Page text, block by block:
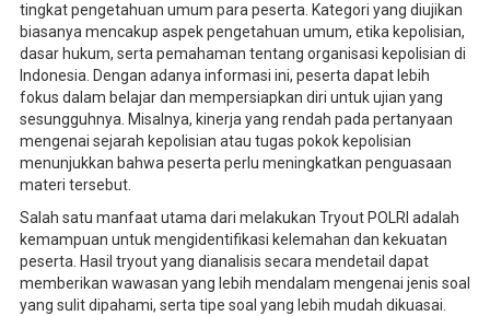
tingkat pengetahuan umum para peserta. Kategori yang diujikan
biasanya mencakup aspek pengetahuan umum, etika kepolisian,
dasar hukum, serta pemahaman tentang organisasi kepolisian di
Indonesia. Dengan adanya informasi ini, peserta dapat lebih
fokus dalam belajar dan mempersiapkan diri untuk ujian yang
sesungguhnya. Misalnya, kinerja yang rendah pada pertanyaan
mengenai sejarah kepolisian atau tugas pokok kepolisian
menunjukkan bahwa peserta perlu meningkatkan penguasaan
materi tersebut.
Salah satu manfaat utama dari melakukan Tryout POLRI adalah
kemampuan untuk mengidentifikasi kelemahan dan kekuatan
peserta. Hasil tryout yang dianalisis secara mendetail dapat
memberikan wawasan yang lebih mendalam mengenai jenis soal
yang sulit dipahami, serta tipe soal yang lebih mudah dikuasai.